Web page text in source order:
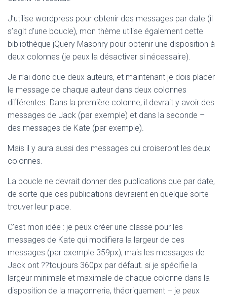
J’utilise wordpress pour obtenir des messages par date (il
s’agit d’une boucle), mon thème utilise également cette
bibliothèque jQuery Masonry pour obtenir une disposition à
deux colonnes (je peux la désactiver si nécessaire).
Je n’ai donc que deux auteurs, et maintenant je dois placer
le message de chaque auteur dans deux colonnes
différentes. Dans la première colonne, il devrait y avoir des
messages de Jack (par exemple) et dans la seconde –
des messages de Kate (par exemple).
Mais il y aura aussi des messages qui croiseront les deux
colonnes.
La boucle ne devrait donner des publications que par date,
de sorte que ces publications devraient en quelque sorte
trouver leur place.
C’est mon idée : je peux créer une classe pour les
messages de Kate qui modifiera la largeur de ces
messages (par exemple 359px), mais les messages de
Jack ont ??toujours 360px par défaut. si je spécifie la
largeur minimale et maximale de chaque colonne dans la
disposition de la maçonnerie, théoriquement – je peux